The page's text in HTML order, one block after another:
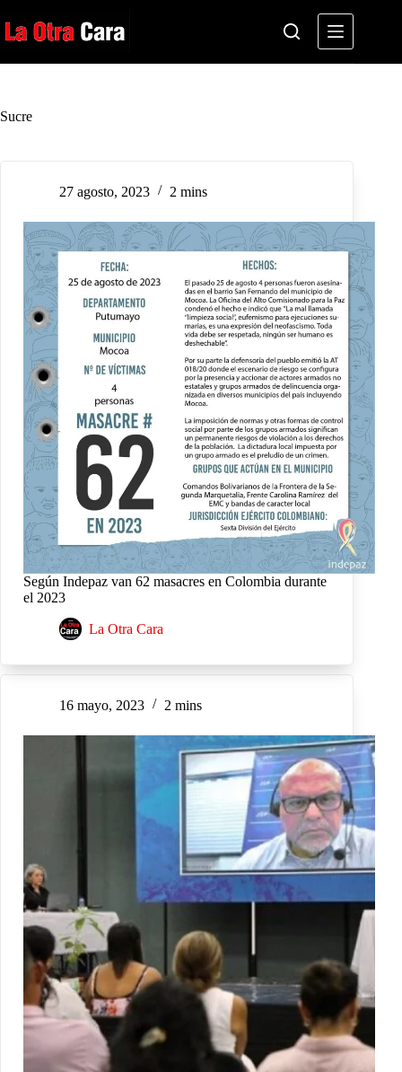
al
contenido
Sucre
27 agosto, 2023 2 mins
Según Indepaz van 62 masacres en Colombia durante
el 2023
La Otra Cara
16 mayo, 2023 2 mins